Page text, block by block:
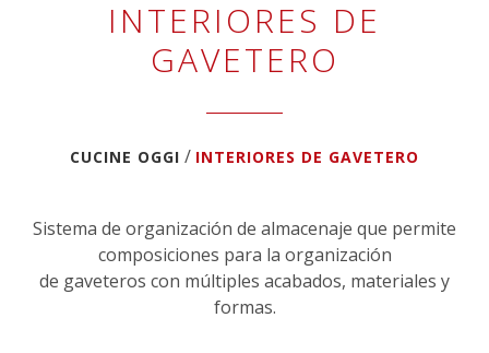
INTERIORES DE
GAVETERO
CUCINE OGGI / INTERIORES DE GAVETERO
Sistema de organización de almacenaje que permite
composiciones para la organización
de gaveteros con múltiples acabados, materiales y
formas.